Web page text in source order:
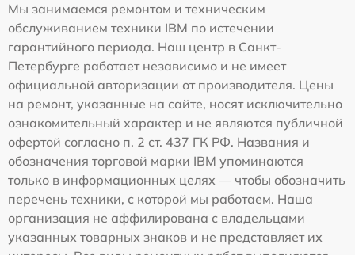
Мы занимаемся ремонтом и техническим
обслуживанием техники IBM по истечении
гарантийного периода. Наш центр в Санкт-
Петербурге работает независимо и не имеет
официальной авторизации от производителя. Цены
на ремонт, указанные на сайте, носят исключительно
ознакомительный характер и не являются публичной
офертой согласно п. 2 ст. 437 ГК РФ. Названия и
обозначения торговой марки IBM упоминаются
только в информационных целях — чтобы обозначить
перечень техники, с которой мы работаем. Наша
организация не аффилирована с владельцами
указанных товарных знаков и не представляет их